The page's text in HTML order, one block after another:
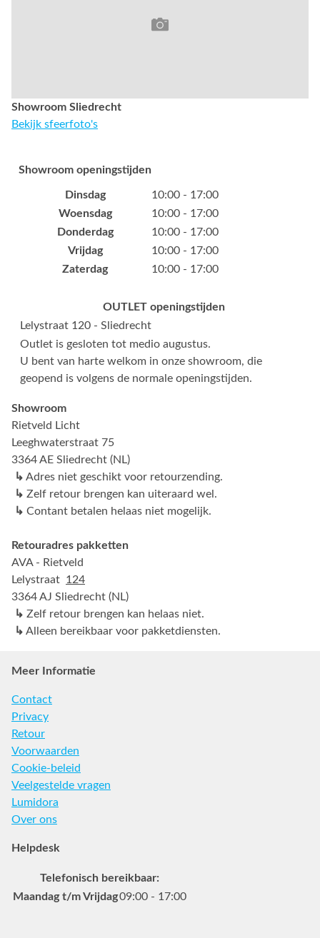
Showroom Sliedrecht
Bekijk sfeerfoto's
Showroom openingstijden
Dinsdag
10:00 - 17:00
Woensdag
10:00 - 17:00
Donderdag
10:00 - 17:00
Vrijdag
10:00 - 17:00
Zaterdag
10:00 - 17:00
OUTLET openingstijden
Lelystraat 120 - Sliedrecht
Outlet is gesloten tot medio augustus.
U bent van harte welkom in onze showroom, die
geopend is volgens de normale openingstijden.
Showroom
Rietveld Licht
Leeghwaterstraat 75
3364 AE Sliedrecht (NL)
↳ Adres niet geschikt voor retourzending.
↳ Zelf retour brengen kan uiteraard wel.
↳ Contant betalen helaas niet mogelijk.
Retouradres pakketten
AVA - Rietveld
Lelystraat 124
3364 AJ Sliedrecht (NL)
↳ Zelf retour brengen kan helaas niet.
↳ Alleen bereikbaar voor pakketdiensten.
Meer Informatie
Contact
Privacy
Retour
Voorwaarden
Cookie-beleid
Veelgestelde vragen
Lumidora
Over ons
Helpdesk
Telefonisch bereikbaar:
Maandag t/m Vrijdag09:00 - 17:00